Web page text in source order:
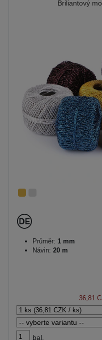
Briliantový
Průměr: 1 mm
Návin: 20 m
36,81
bal.